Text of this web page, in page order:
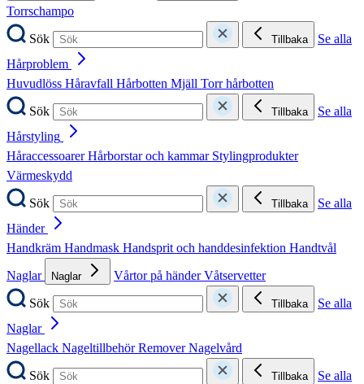
Torrschampo
Sök
Tillbaka
Se alla
Hårproblem
Huvudlöss Håravfall Hårbotten Mjäll Torr hårbotten
Sök
Tillbaka
Se alla
Hårstyling
HåraccessoarerHårborstar och kammar Stylingprodukter
Värmeskydd
Sök
Tillbaka
Se alla
Händer
Handkräm Handmask Handsprit och handdesinfektion Handtvål
Naglar
Naglar Vårtor på händerVåtservetter
Sök
Tillbaka
Se alla
Naglar
Nagellack NageltillbehörRemoverNagelvård
Sök
Tillbaka
Se alla